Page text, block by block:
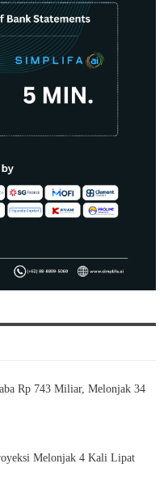
Rp 743 Miliar, Melonjak 34
Melonjak 4 Kali Lipat